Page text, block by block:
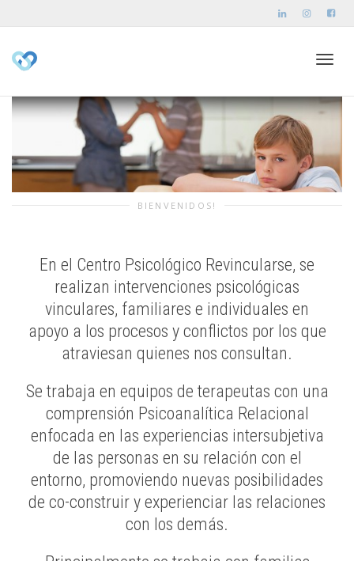
BIENVENIDOS!
En el Centro Psicológico Revincularse, se
realizan intervenciones psicológicas
vinculares, familiares e individuales en
apoyo a los procesos y conflictos por los que
atraviesan quienes nos consultan.
Se trabaja en equipos de terapeutas con una
comprensión Psicoanalítica Relacional
enfocada en las experiencias intersubjetiva
de las personas en su relación con el
entorno, promoviendo nuevas posibilidades
de co-construir y experienciar las relaciones
con los demás.